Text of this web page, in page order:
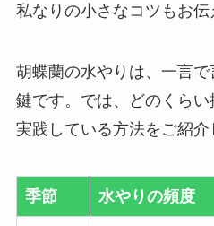
私なりの小さなコツもお伝
胡蝶蘭の水やりは、一言
鍵です。では、どのくら
実践している方法をご紹介
季節 水やりの頻度